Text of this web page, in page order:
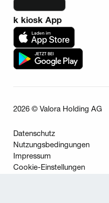
k kiosk App
2026 © Valora Holding AG
Datenschutz
Nutzungsbedingungen
Impressum
Cookie-Einstellungen